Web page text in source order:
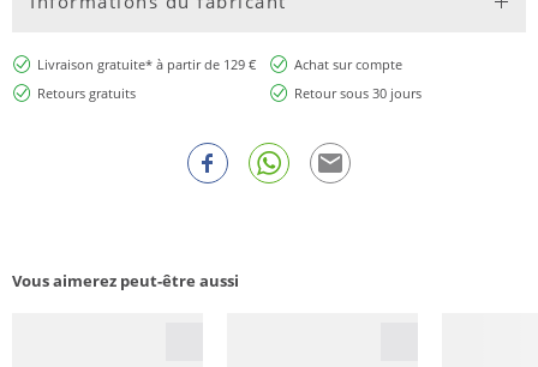
Livraison gratuite* à partir de 129 €
Achat sur compte
Retours gratuits
Retour sous 30 jours
Vous aimerez peut-être aussi